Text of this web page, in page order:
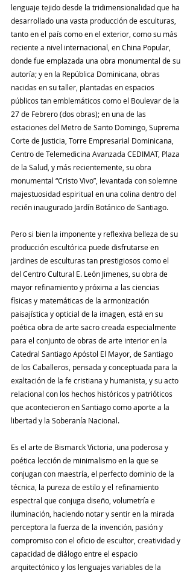
lenguaje tejido desde la tridimensionalidad que ha
desarrollado una vasta producción de esculturas,
tanto en el país como en el exterior, como su más
reciente a nivel internacional, en China Popular,
donde fue emplazada una obra monumental de su
autoría; y en la República Dominicana, obras
nacidas en su taller, plantadas en espacios
públicos tan emblemáticos como el Boulevar de la
27 de Febrero (dos obras); en una de las
estaciones del Metro de Santo Domingo, Suprema
Corte de Justicia, Torre Empresarial Dominicana,
Centro de Telemedicina Avanzada CEDIMAT, Plaza
de la Salud, y más recientemente, su obra
monumental “Cristo Vivo”, levantada con solemne
majestuosidad espiritual en una colina dentro del
recién inaugurado Jardín Botánico de Santiago.
Pero si bien la imponente y reflexiva belleza de su
producción escultórica puede disfrutarse en
jardines de esculturas tan prestigiosos como el
del Centro Cultural E. León Jimenes, su obra de
mayor refinamiento y próxima a las ciencias
físicas y matemáticas de la armonización
paisajística y opticial de la imagen, está en su
poética obra de arte sacro creada especialmente
para el conjunto de obras de arte interior en la
Catedral Santiago Apóstol El Mayor, de Santiago
de los Caballeros, pensada y conceptuada para la
exaltación de la fe cristiana y humanista, y su acto
relacional con los hechos históricos y patrióticos
que acontecieron en Santiago como aporte a la
libertad y la Soberanía Nacional.
Es el arte de Bismarck Victoria, una poderosa y
poética lección de minimalismo en la que se
conjugan con maestría, el perfecto dominio de la
técnica, la pureza de estilo y el refinamiento
espectral que conjuga diseño, volumetría e
iluminación, haciendo notar y sentir en la mirada
perceptora la fuerza de la invención, pasión y
compromiso con el oficio de escultor, creatividad y
capacidad de diálogo entre el espacio
arquitectónico y los lenguajes variables de la